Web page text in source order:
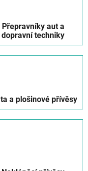
Přepravníky aut a
dopravní techniky
a plošinové přívěsy